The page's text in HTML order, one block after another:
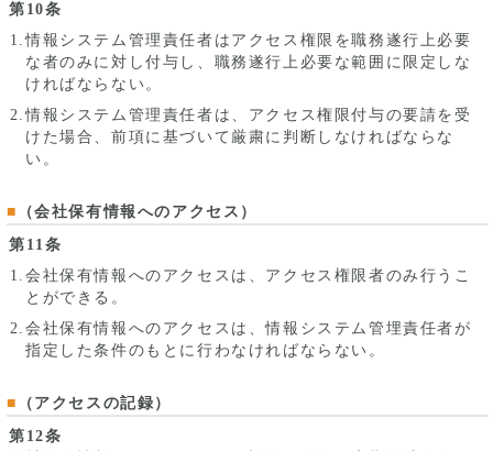
第10条
情報システム管理責任者はアクセス権限を職務遂行上必要
な者のみに対し付与し、職務遂行上必要な範囲に限定しな
ければならない。
情報システム管理責任者は、アクセス権限付与の要請を受
けた場合、前項に基づいて厳粛に判断しなければならな
い。
（会社保有情報へのアクセス）
第11条
会社保有情報へのアクセスは、アクセス権限者のみ行うこ
とができる。
会社保有情報へのアクセスは、情報システム管埋責任者が
指定した条件のもとに行わなければならない。
（アクセスの記録）
第12条